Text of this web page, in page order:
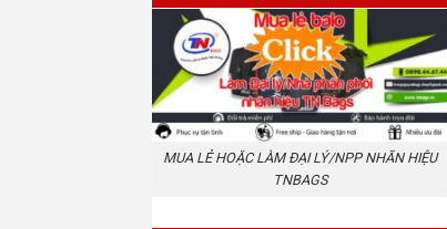
NHÃN HIỆU TNBAGS
MUA LẺ HOẶC LÀM ĐẠI LÝ/NPP NHÃN HIỆU
TNBAGS